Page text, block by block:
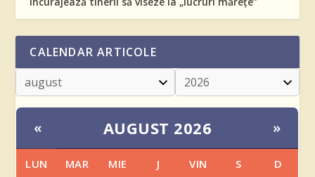
CALENDAR ARTICOLE
« AUGUST 2026 »
LUN MAR MIE J VIN S D